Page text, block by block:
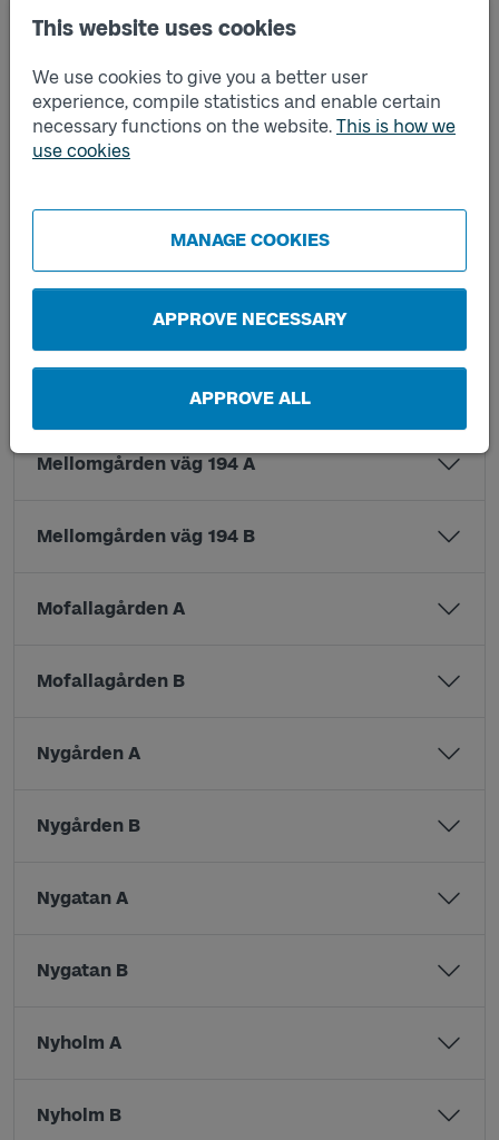
This website uses cookies
We use cookies to give you a better user
experience, compile statistics and enable certain
necessary functions on the website. This is how we
use cookies
MANAGE COOKIES
APPROVE NECESSARY
APPROVE ALL
Kvarngatan A
Kvarngatan B
Lillegården Forsby B
Mellomgården väg 194 A
Mellomgården väg 194 B
Mofallagården A
Mofallagården B
Nygården A
Nygården B
Nygatan A
Nygatan B
Nyholm A
Nyholm B